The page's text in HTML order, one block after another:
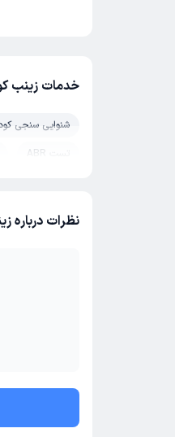
خدمات زینب
شنوایی سنجی
تست ABR
نظرات